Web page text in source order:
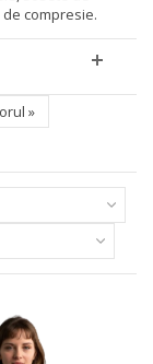
compresie.
»